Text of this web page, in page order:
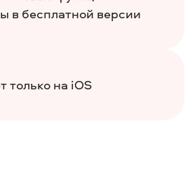
в бесплатной версии
только на iOS